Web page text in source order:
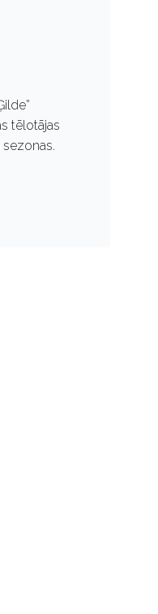
tēlotājas
sezonas.